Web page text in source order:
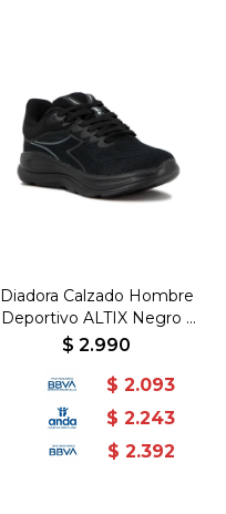
Diadora Calzado Hombre
Deportivo ALTIX Negro -
JACQUARD / EVA+TPR -
$ 2.990
$ 2.093
$ 2.243
$ 2.392